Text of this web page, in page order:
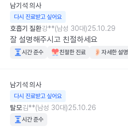
남기석 의사
다시 진료받고 싶어요
호흡기 질환강**(남성 30대)25.10.29
잘 설명해주시고 친절하세요
시간 준수 친절한 진료 자세한 설명
남기석 의사
다시 진료받고 싶어요
탈모김**(남성 30대)25.10.26
시간 준수